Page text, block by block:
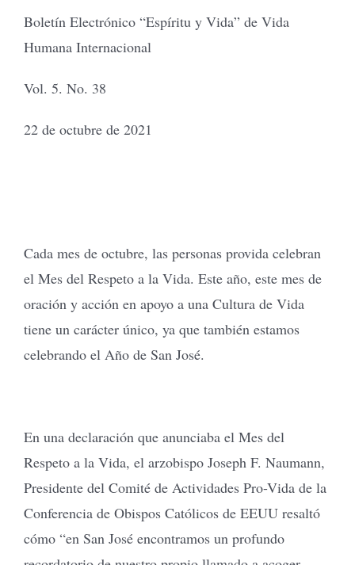
Boletín Electrónico “Espíritu y Vida” de Vida
Humana Internacional
Vol. 5. No. 38
22 de octubre de 2021
Cada mes de octubre, las personas provida celebran
el Mes del Respeto a la Vida. Este año, este mes de
oración y acción en apoyo a una Cultura de Vida
tiene un carácter único, ya que también estamos
celebrando el Año de San José.
En una declaración que anunciaba el Mes del
Respeto a la Vida, el arzobispo Joseph F. Naumann,
Presidente del Comité de Actividades Pro-Vida de la
Conferencia de Obispos Católicos de EEUU resaltó
cómo “en San José encontramos un profundo